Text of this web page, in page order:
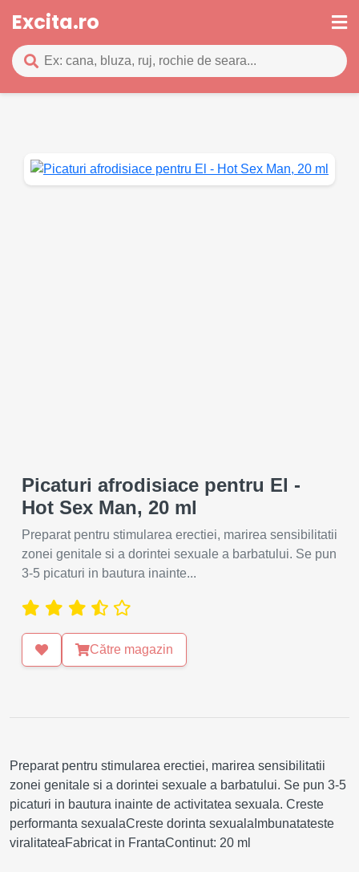
Excita.ro
Picaturi afrodisiace pentru El -
Hot Sex Man, 20 ml
Preparat pentru stimularea erectiei, marirea sensibilitatii
zonei genitale si a dorintei sexuale a barbatului. Se pun
3-5 picaturi in bautura inainte...
Către magazin
Preparat pentru stimularea erectiei, marirea sensibilitatii
zonei genitale si a dorintei sexuale a barbatului. Se pun 3-5
picaturi in bautura inainte de activitatea sexuala. Creste
performanta sexualaCreste dorinta sexualaImbunatateste
viralitateaFabricat in FrantaContinut: 20 ml